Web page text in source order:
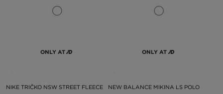
ONLY AT
NIKE TRIČKO NSW STREET FLEECE
ONLY AT
NEW BALANCE MIKINA LS POLO